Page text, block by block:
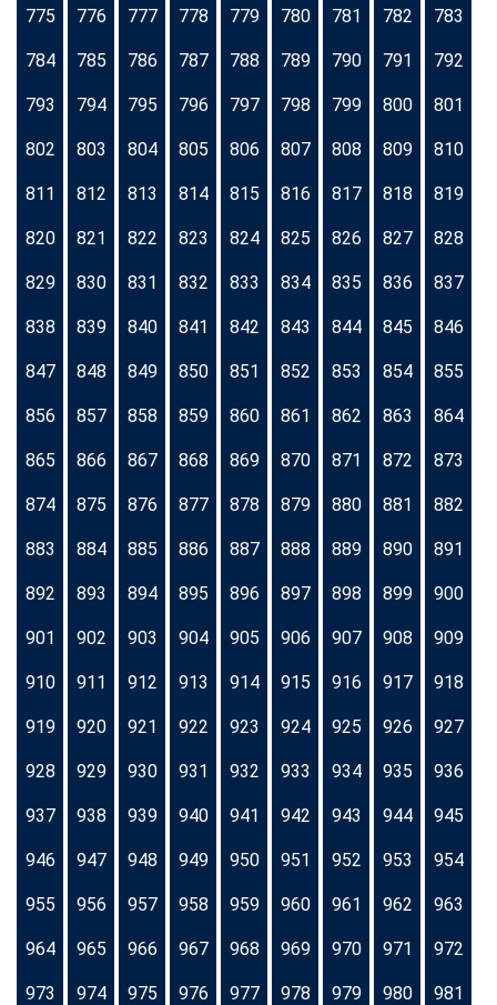
775 776 777 778 779 780 781 782 783
784 785 786 787 788 789 790 791 792
793 794 795 796 797 798 799 800 801
802 803 804 805 806 807 808 809 810
811 812 813 814 815 816 817 818 819
820 821 822 823 824 825 826 827 828
829 830 831 832 833 834 835 836 837
838 839 840 841 842 843 844 845 846
847 848 849 850 851 852 853 854 855
856 857 858 859 860 861 862 863 864
865 866 867 868 869 870 871 872 873
874 875 876 877 878 879 880 881 882
883 884 885 886 887 888 889 890 891
892 893 894 895 896 897 898 899 900
901 902 903 904 905 906 907 908 909
910 911 912 913 914 915 916 917 918
919 920 921 922 923 924 925 926 927
928 929 930 931 932 933 934 935 936
937 938 939 940 941 942 943 944 945
946 947 948 949 950 951 952 953 954
955 956 957 958 959 960 961 962 963
964 965 966 967 968 969 970 971 972
973 974 975 976 977 978 979 980 981